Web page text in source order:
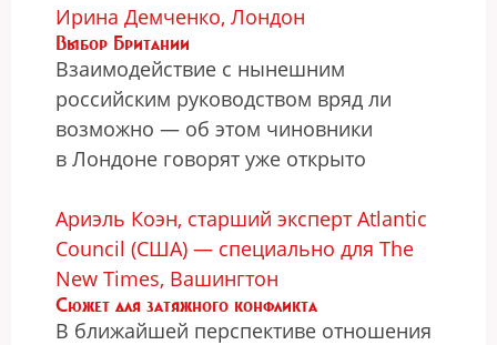
Ирина Демченко, Лондон
Выбор Британии
Взаимодействие с нынешним
российским руководством вряд ли
возможно — об этом чиновники
в Лондоне говорят уже открыто
Ариэль Коэн, старший эксперт Atlantic
Council (CША) — специально для The
New Times, Вашингтон
Cюжет для затяжного конфликта
В ближайшей перспективе отношения